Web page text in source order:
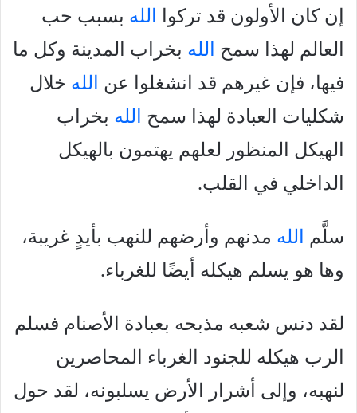
إن كان الأولون قد تركوا الله بسبب حب
العالم لهذا سمح
الله بخراب المدينة وكل ما
فيها، فإن غيرهم قد انشغلوا عن
الله خلال
شكليات العبادة لهذا سمح
الله بخراب
الهيكل المنظور لعلهم يهتمون بالهيكل
الداخلي في القلب.
سلَّم الله مدنهم وأرضهم للنهب بأيدٍ غريبة،
وها هو يسلم هيكله أيضًا للغرباء.
لقد دنس شعبه مذبحه بعبادة الأصنام فسلم
الرب هيكله للجنود الغرباء المحاصرين
لنهبه، وإلى أشرار الأرض يسلبونه، لقد حول